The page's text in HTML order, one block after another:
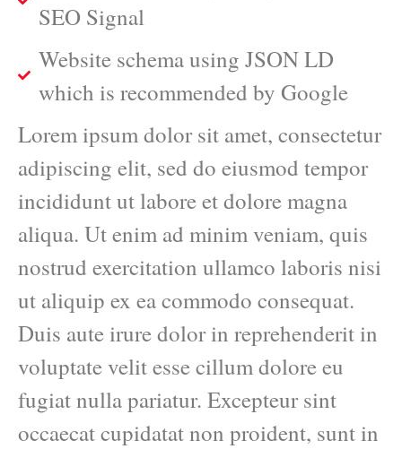
SEO Signal
Website schema using JSON LD
which is recommended by Google
Lorem ipsum dolor sit amet, consectetur
adipiscing elit, sed do eiusmod tempor
incididunt ut labore et dolore magna
aliqua. Ut enim ad minim veniam, quis
nostrud exercitation ullamco laboris nisi
ut aliquip ex ea commodo consequat.
Duis aute irure dolor in reprehenderit in
voluptate velit esse cillum dolore eu
fugiat nulla pariatur. Excepteur sint
occaecat cupidatat non proident, sunt in